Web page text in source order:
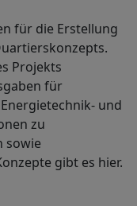
für die Erstellung
Projekts
für
und
zu
sowie
gibt es hier.